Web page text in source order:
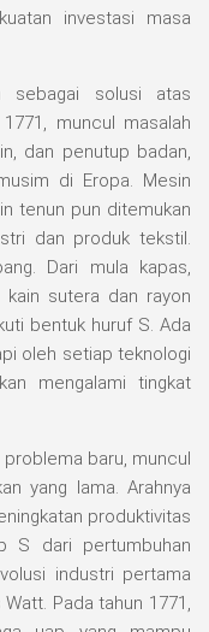
investasi masa
sebagai solusi atas
muncul masalah
dan penutup badan,
di Eropa. Mesin
tenun pun ditemukan
dan produk tekstil.
Dari mula kapas,
sutera dan rayon
bentuk huruf S. Ada
oleh setiap teknologi
mengalami tingkat
baru, muncul
yang lama. Arahnya
produktivitas
S dari pertumbuhan
industri pertama
Pada tahun 1771,